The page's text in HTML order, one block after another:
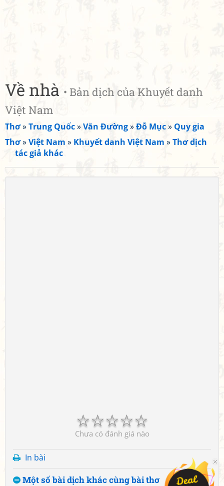
Về nhà • Bản dịch của Khuyết danh
Việt Nam
Thơ»Trung Quốc»Vãn Đường»Đỗ Mục» Quy gia
Thơ»Việt Nam » Khuyết danh Việt Nam »Thơ dịch
tác giả khác
☆
☆
☆
☆
☆
Chưa có đánh giá nào
In bài
Một số bài dịch khác cùng bài thơ